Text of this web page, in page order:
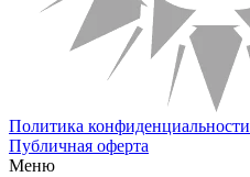
Политика конфиденциальности
Публичная оферта
Меню